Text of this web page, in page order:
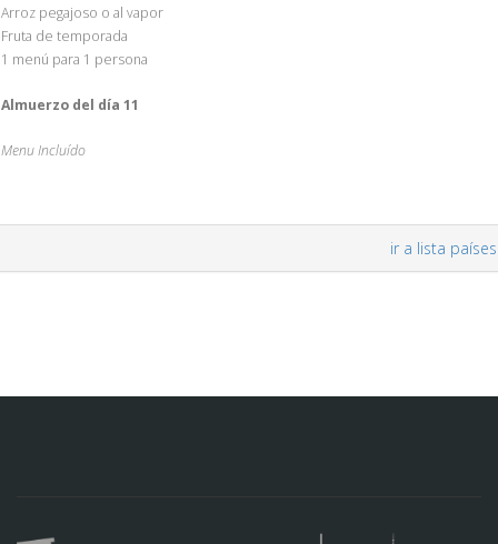
Arroz pegajoso o al vapor
Fruta de temporada
1 menú para 1 persona
Almuerzo del día 11
Menu Incluído
ir a lista países